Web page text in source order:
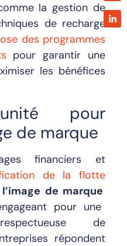
la gestion de
de recharge
des programmes
pour garantir une
les bénéfices
pour
de marque
financiers et
de la flotte
de marque
pour une
de
répondent